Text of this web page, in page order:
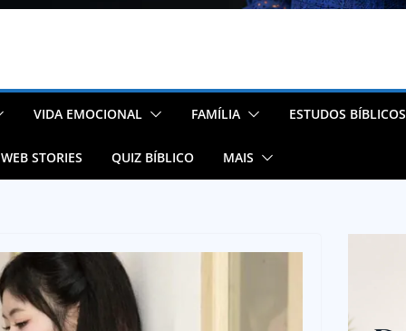
VIDA EMOCIONAL FAMÍLIA ESTUDOS BÍBLICOS
WEB STORIES QUIZ BÍBLICO MAIS